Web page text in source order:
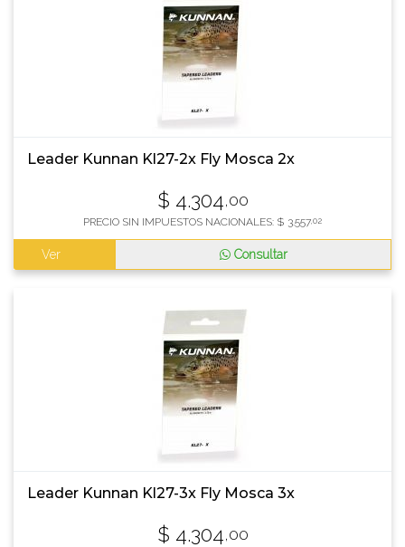
Leader Kunnan Kl27-2x Fly Mosca 2x
$ 4.304,00
PRECIO SIN IMPUESTOS NACIONALES: $ 3.557,02
Ver Consultar
Leader Kunnan Kl27-3x Fly Mosca 3x
$ 4.304,00